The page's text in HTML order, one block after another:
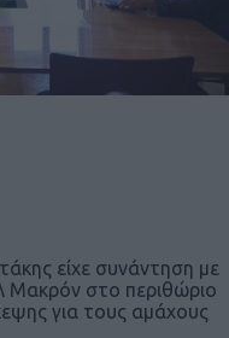
είχε συνάντηση με
Μακρόν στο περιθώριο
για τους αμάχους